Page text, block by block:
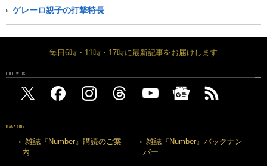
ゲレーロ親子の打撃特長
毎日6時・11時・17時に最新記事をお届けします
FOLLOW US
MAGAZINE
雑誌『Number』購読のご案
内
雑誌『Number』バックナン
バー